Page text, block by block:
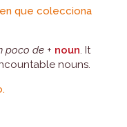
que colecciona
poco de + noun. It
nouns.